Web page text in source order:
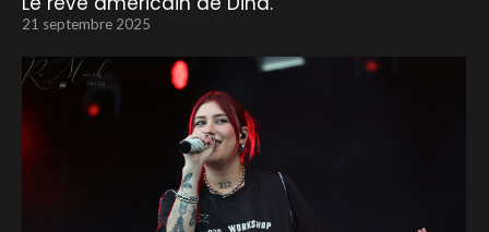
21 septembre 2025